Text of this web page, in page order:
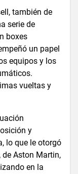
también de
serie de
boxes
un papel
equipos y los
vueltas y
y
lo que le otorgó
Aston Martin,
en la